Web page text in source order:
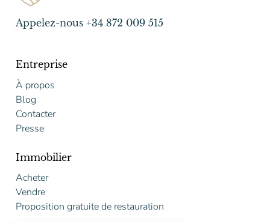
Appelez-nous +34 872 009 515
Entreprise
À propos
Blog
Contacter
Presse
Immobilier
Acheter
Vendre
Proposition gratuite de restauration